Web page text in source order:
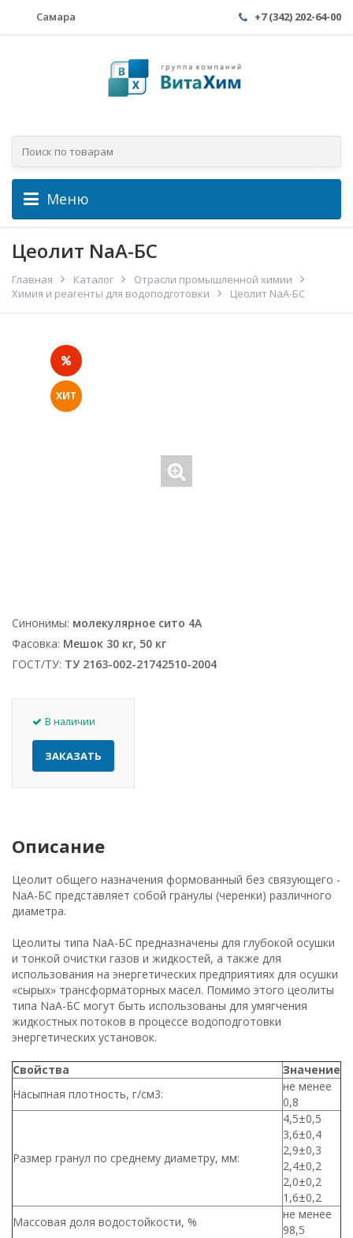
Самара +7 (342) 202-64-00
Меню
Цеолит NaA-БС
Главная Каталог
Отрасли промышленной химии
Химия и реагенты для водоподготовки
Цеолит NaA-БС
ХИТ
Синонимы: молекулярное сито 4А
Фасовка: Мешок 30 кг, 50 кг
ГОСТ/ТУ: ТУ 2163-002-21742510-2004
В наличии
ЗАКАЗАТЬ
Описание
Цеолит общего назначения формованный без связующего -
NaА-БС представляет собой гранулы (черенки) различного
диаметра.
Цеолиты типа NaА-БС предназначены для глубокой осушки
и тонкой очистки газов и жидкостей, а также для
использования на энергетических предприятиях для осушки
«сырых» трансформаторных масел. Помимо этого цеолиты
типа NaА-БС могут быть использованы для умягчения
жидкостных потоков в процессе водоподготовки
энергетических установок.
Свойства
Значение
Насыпная плотность, г/см3:
не менее
0,8
Размер гранул по среднему диаметру, мм:
4,5±0,5
3,6±0,4
2,9±0,3
2,4±0,2
2,0±0,2
1,6±0,2
Массовая доля водостойкости, %
не менее
98,5